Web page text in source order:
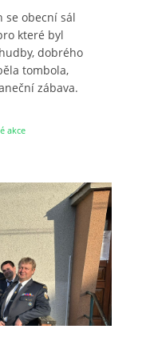
se obecní sál
které byl
dobrého
tombola,
zábava.
akce